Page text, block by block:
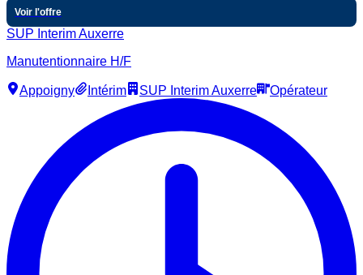
Voir l'offre
SUP Interim Auxerre
Manutentionnaire H/F
Appoigny Intérim SUP Interim Auxerre Opérateur